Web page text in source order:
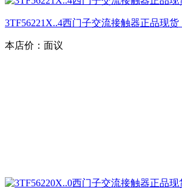
3TF56221X..4西门子交流接触器正品现货
本店价： 面议